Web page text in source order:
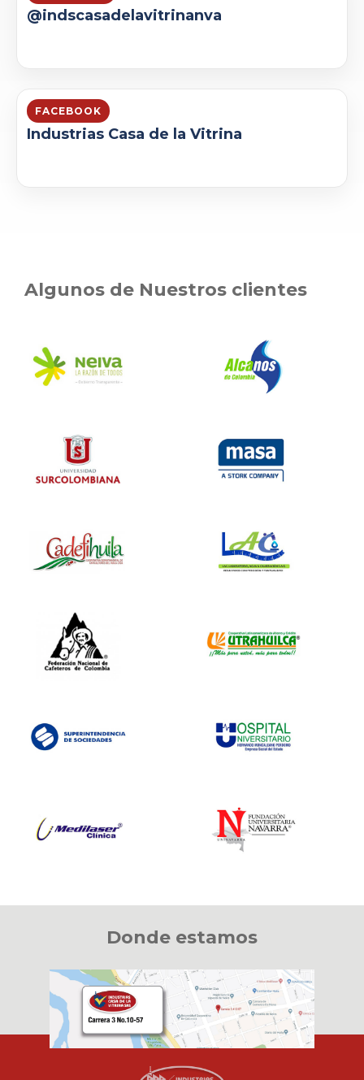
@indscasadelavitrinanva
FACEBOOK
Industrias Casa de la Vitrina
Algunos de Nuestros clientes
Donde estamos